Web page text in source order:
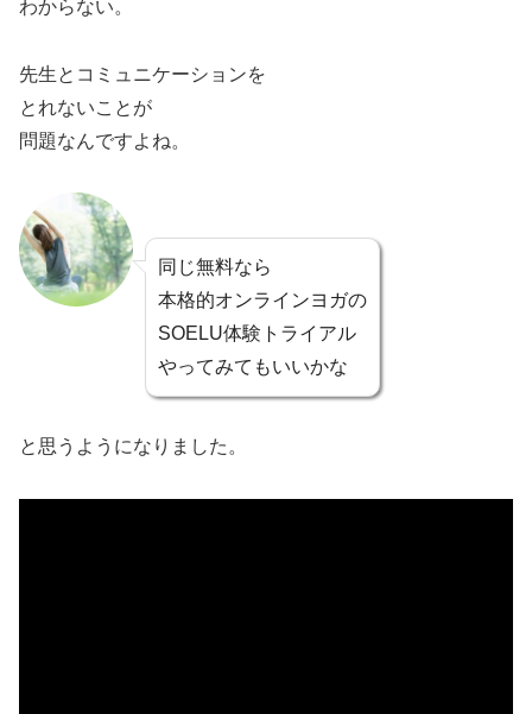
わからない。
先生とコミュニケーションを
とれないことが
問題なんですよね。
同じ無料なら
本格的オンラインヨガの
SOELU体験トライアル
やってみてもいいかな
と思うようになりました。